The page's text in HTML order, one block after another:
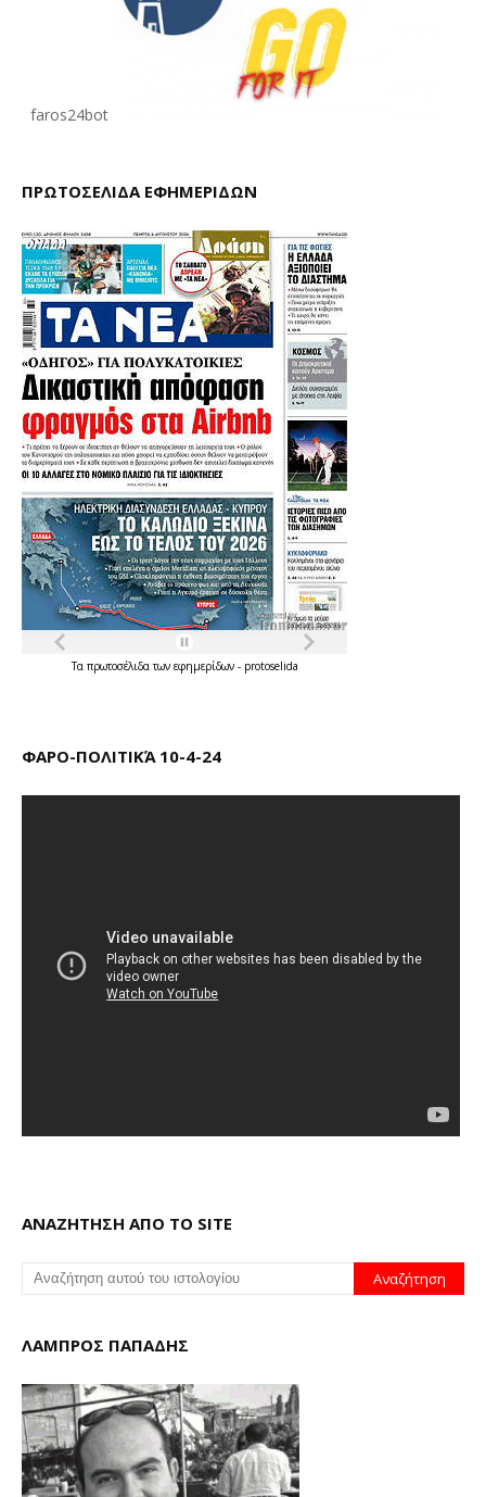
faros24bot
ΠΡΩΤΟΣΕΛΙΔΑ ΕΦΗΜΕΡΙΔΩΝ
Τα πρωτοσέλιδατων εφημερίδων - protoselida
ΦΑΡΟ-ΠΟΛΙΤΙΚΆ 10-4-24
ΑΝΑΖΗΤΗΣΗ ΑΠΟ ΤΟ SITE
ΛΑΜΠΡΟΣ ΠΑΠΑΔΗΣ